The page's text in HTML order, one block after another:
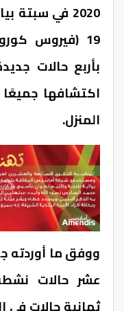
2020 في
19 (فيروس
بأربع حالات
المنزل.
ووفق ما أوردته
عشر حالات
ثمانية حالات